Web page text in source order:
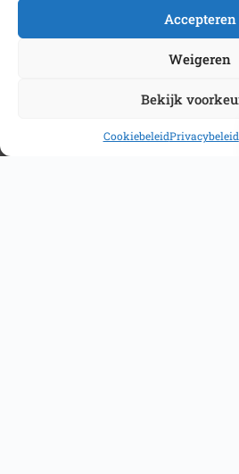
Accepteren
Weigeren
Bekijk
CookiebeleidPrivacybeleid